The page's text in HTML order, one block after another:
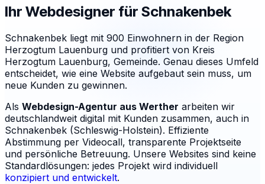
Ihr Webdesigner für Schnakenbek
Schnakenbek liegt mit 900 Einwohnern in der Region
Herzogtum Lauenburg und profitiert von Kreis
Herzogtum Lauenburg, Gemeinde. Genau dieses Umfeld
entscheidet, wie eine Website aufgebaut sein muss, um
neue Kunden zu gewinnen.
Als Webdesign-Agentur aus Werther arbeiten wir
deutschlandweit digital mit Kunden zusammen, auch in
Schnakenbek (Schleswig-Holstein). Effiziente
Abstimmung per Videocall, transparente Projektseite
und persönliche Betreuung. Unsere Websites sind keine
Standardlösungen: jedes Projekt wird individuell
konzipiert und entwickelt.